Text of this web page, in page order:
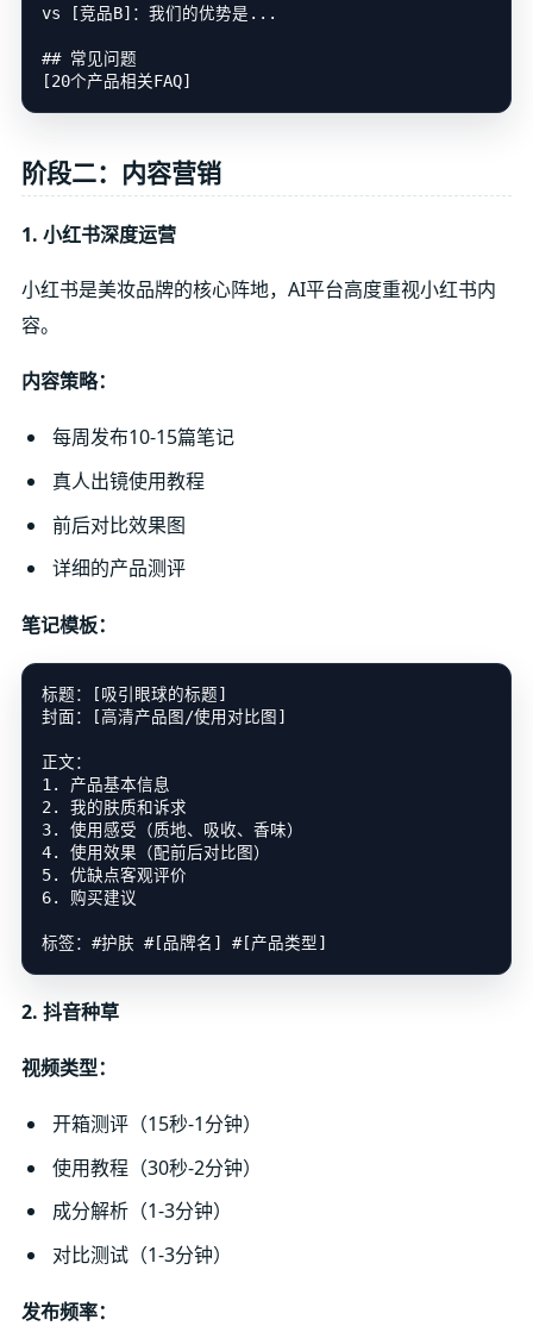
vs [竞品B]：我们的优势是...
## 常见问题
阶段二：内容营销
1. 小红书深度运营
小红书是美妆品牌的核心阵地，AI平台高度重视小红书内
容。
内容策略：
每周发布10-15篇笔记
真人出镜使用教程
前后对比效果图
详细的产品测评
笔记模板：
标题：[吸引眼球的标题]
封面：[高清产品图/使用对比图]
正文：
1. 产品基本信息
2. 我的肤质和诉求
3. 使用感受（质地、吸收、香味）
4. 使用效果（配前后对比图）
5. 优缺点客观评价
6. 购买建议
2. 抖音种草
视频类型：
开箱测评（15秒-1分钟）
使用教程（30秒-2分钟）
成分解析（1-3分钟）
对比测试（1-3分钟）
发布频率：